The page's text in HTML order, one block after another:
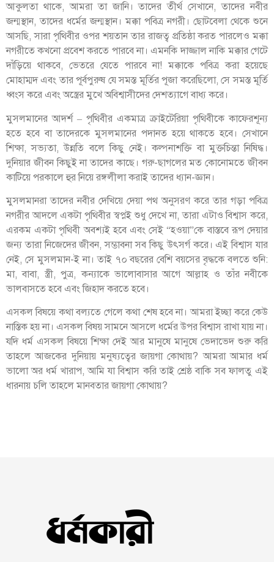
আকুলতা থাকে, আমরা তা জানি। তাদের তীর্থ সেখানে, তাদের নবীর
জন্মস্থান, তাদের ধর্মের জন্মস্থান। মক্কা পবিত্র নগরী। ছোটবেলা থেকে শুনে
আসছি, সারা পৃথিবীর ওপর শয়তান তার রাজত্ব প্রতিষ্ঠা করত পারলেও মক্কা
নগরীতে কখনো প্রবেশ করতে পারবে না। এমনকি দাজ্জাল নাকি মক্কার গেটে
দাঁড়িয়ে থাকবে, ভেতরে যেতে পারবে না! মক্কাকে পবিত্র করা হয়েছে
মোহাম্মদ এবং তার পূর্বপুরুষ যে সমস্ত মূর্তির পূজা করেছিলো, সে সমস্ত মূর্তি
ধ্বংস করে এবং অস্ত্রের মুখে অবিশ্বাসীদের দেশত্যাগে বাধ্য করে।
মুসলমানের আদর্শ – পৃথিবীর একমাত্র ক্রাইটেরিয়া পৃথিবীকে কাফেরশূন্য
হতে হবে বা তাদেরকে মুসলমানের পদানত হয়ে থাকতে হবে। সেখানে
শিক্ষা, সভ্যতা, উন্নতি বলে কিছু নেই। কল্পনাশক্তি বা মুক্তচিন্তা নিষিদ্ধ।
দুনিয়ার জীবন কিছুই না তাদের কাছে। গরু-ছাগলের মত কোনোমতে জীবন
কাটিয়ে পরকালে হুর নিয়ে রঙ্গলীলা করাই তাদের ধ্যান-জ্ঞান।
মুসলমানরা তাদের নবীর দেখিয়ে দেয়া পথ অনুসরণ করে তার গড়া পবিত্র
নগরীর আদলে একটা পৃথিবীর স্বপ্নই শুধু দেখে না, তারা এটাও বিশ্বাস করে,
এরকম একটা পৃথিবী অবশ্যই হবে এবং সেই “হওয়া”কে বাস্তবে রূপ দেয়ার
জন্য তারা নিজেদের জীবন, সম্ভাবনা সব কিছু উৎসর্গ করে। এই বিশ্বাস যার
নেই, সে মুসলমান-ই না। তাই ৭০ বছরের বেশি বয়সের বৃদ্ধকে বলতে শুনি:
মা, বাবা, স্ত্রী, পুত্র, কন্যাকে ভালোবাসার আগে আল্লাহ ও তাঁর নবীকে
ভালবাসতে হবে এবং জিহাদ করতে হবে।
এসকল বিষয়ে কথা বল্যতে গেলে কথা শেষ হবে না। আমরা ইচ্ছা করে কেউ
নাস্তিক হয় না। এসকল বিষয় সামনে আসলে ধর্মের উপর বিশ্বাস রাখা যায় না।
যদি ধর্ম এসকল বিষয়ে শিক্ষা দেই আর মানুষে মানুষে ভেদাভেদ শুরু করি
তাহলে আজকের দুনিয়ায় মনুষ্যত্বের জায়গা কোথায়? আমরা আমার ধর্ম
ভালো অর ধর্ম খারাপ, আমি যা বিশ্বাস করি তাই শ্রেষ্ঠ বাকি সব ফালতু এই
ধারনায় চলি তাহলে মানবতার জায়গা কোথায়?